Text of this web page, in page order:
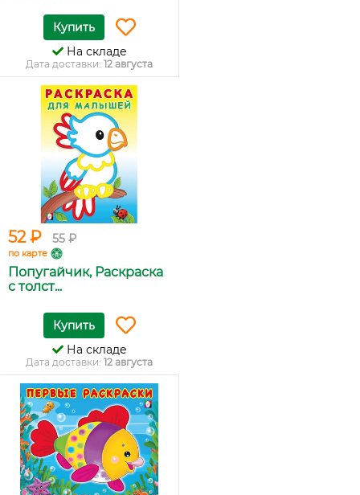
Купить
На складе
Дата доставки: 12 августа
52 ₽ 55 ₽
по карте
Попугайчик, Раскраска
с толст...
Купить
На складе
Дата доставки: 12 августа